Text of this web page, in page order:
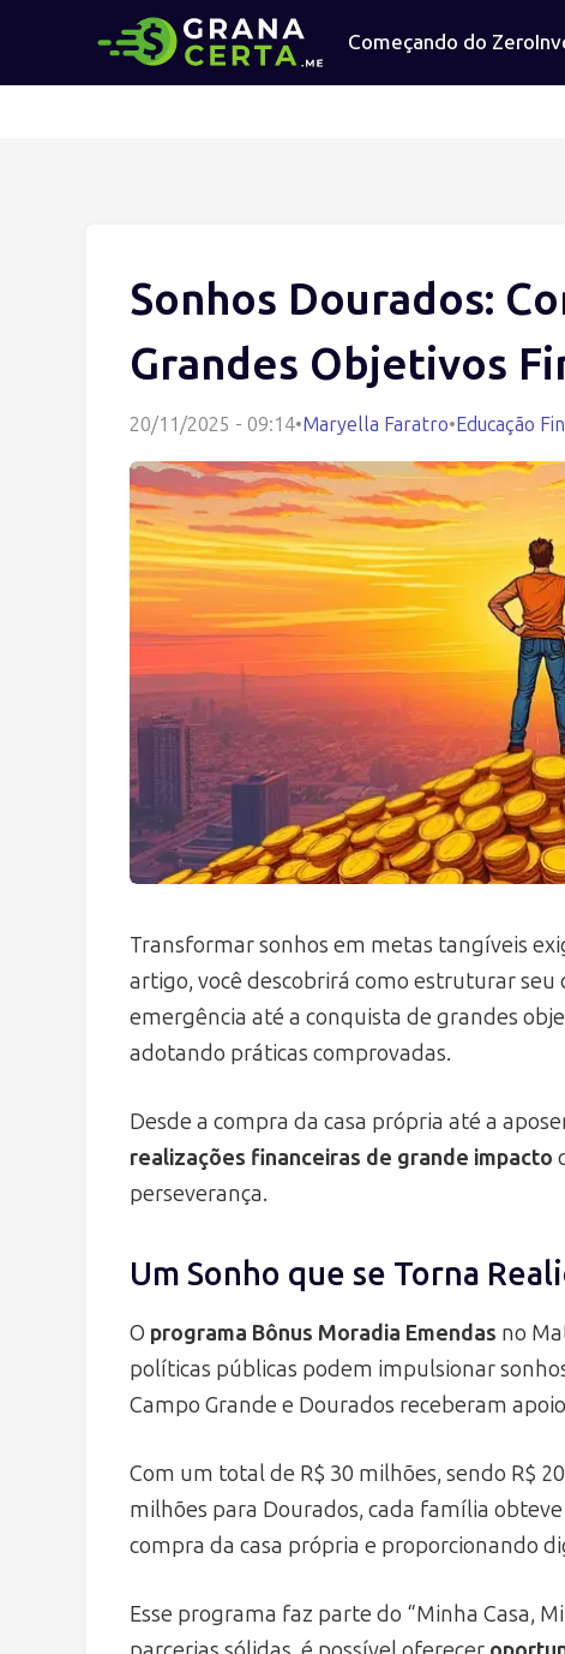
Começando do Zero
Sonhos Dourados:
Grandes Objetivos
20/11/2025 - 09:14•Maryella Faratro•Educação
Transformar sonhos em metas tangíveis
artigo, você descobrirá como estruturar
emergência até a conquista de grandes
adotando práticas comprovadas.
Desde a compra da casa própria até a
realizações financeiras de grande impacto
perseverança.
Um Sonho que se Torna
O programa Bônus Moradia Emendas no
políticas públicas podem impulsionar
Campo Grande e Dourados receberam
Com um total de R$ 30 milhões, sendo R$
milhões para Dourados, cada família obteve
compra da casa própria e proporcionando
Esse programa faz parte do “Minha Casa,